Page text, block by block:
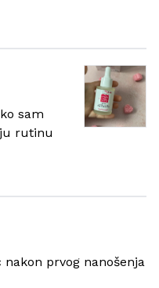
sam
rutinu
prvog nanošenja